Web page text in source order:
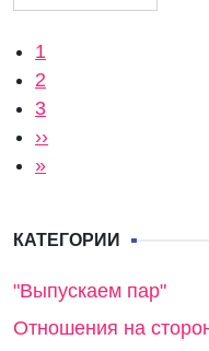
Нумерация страниц
Текущая страница
1
Страница
2
Страница
3
Следующая
››
Последняя
»
КАТЕГОРИИ
"Выпускаем пар"
Отношения на